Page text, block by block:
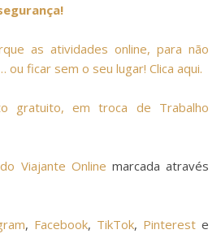
as atividades online, para não
ficar sem o seu lugar! Clica aqui.
gratuito, em troca de Trabalho
Viajante Online marcada através
, Facebook, TikTok, Pinterest e